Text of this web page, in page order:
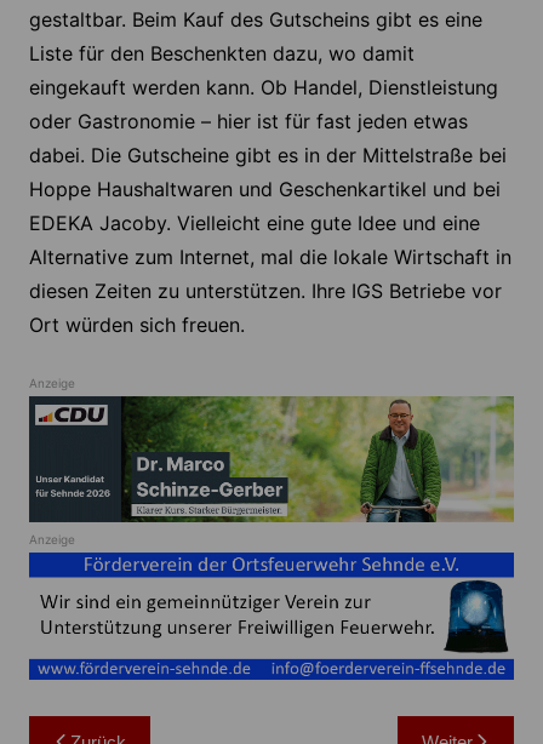
gestaltbar. Beim Kauf des Gutscheins gibt es eine
Liste für den Beschenkten dazu, wo damit
eingekauft werden kann. Ob Handel, Dienstleistung
oder Gastronomie – hier ist für fast jeden etwas
dabei. Die Gutscheine gibt es in der Mittelstraße bei
Hoppe Haushaltwaren und Geschenkartikel und bei
EDEKA Jacoby. Vielleicht eine gute Idee und eine
Alternative zum Internet, mal die lokale Wirtschaft in
diesen Zeiten zu unterstützen. Ihre IGS Betriebe vor
Ort würden sich freuen.
Anzeige
Anzeige
Beitragsnavigation